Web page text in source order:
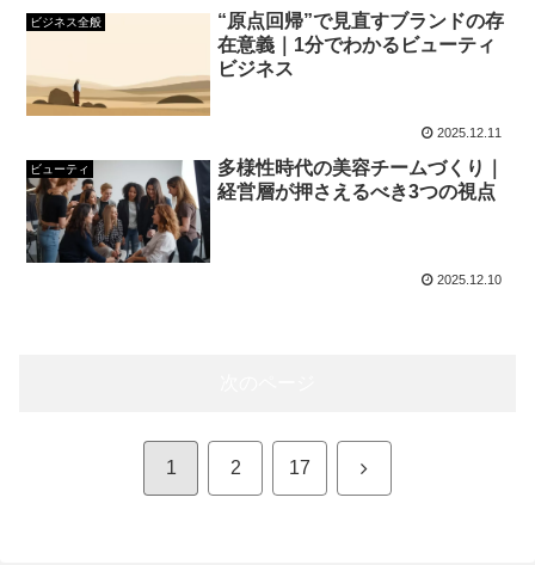
ビジネス全般
“原点回帰”で見直すブランドの存
在意義｜1分でわかるビューティ
ビジネス
2025.12.11
ビューティ
多様性時代の美容チームづくり｜
経営層が押さえるべき3つの視点
2025.12.10
1 2 17 次